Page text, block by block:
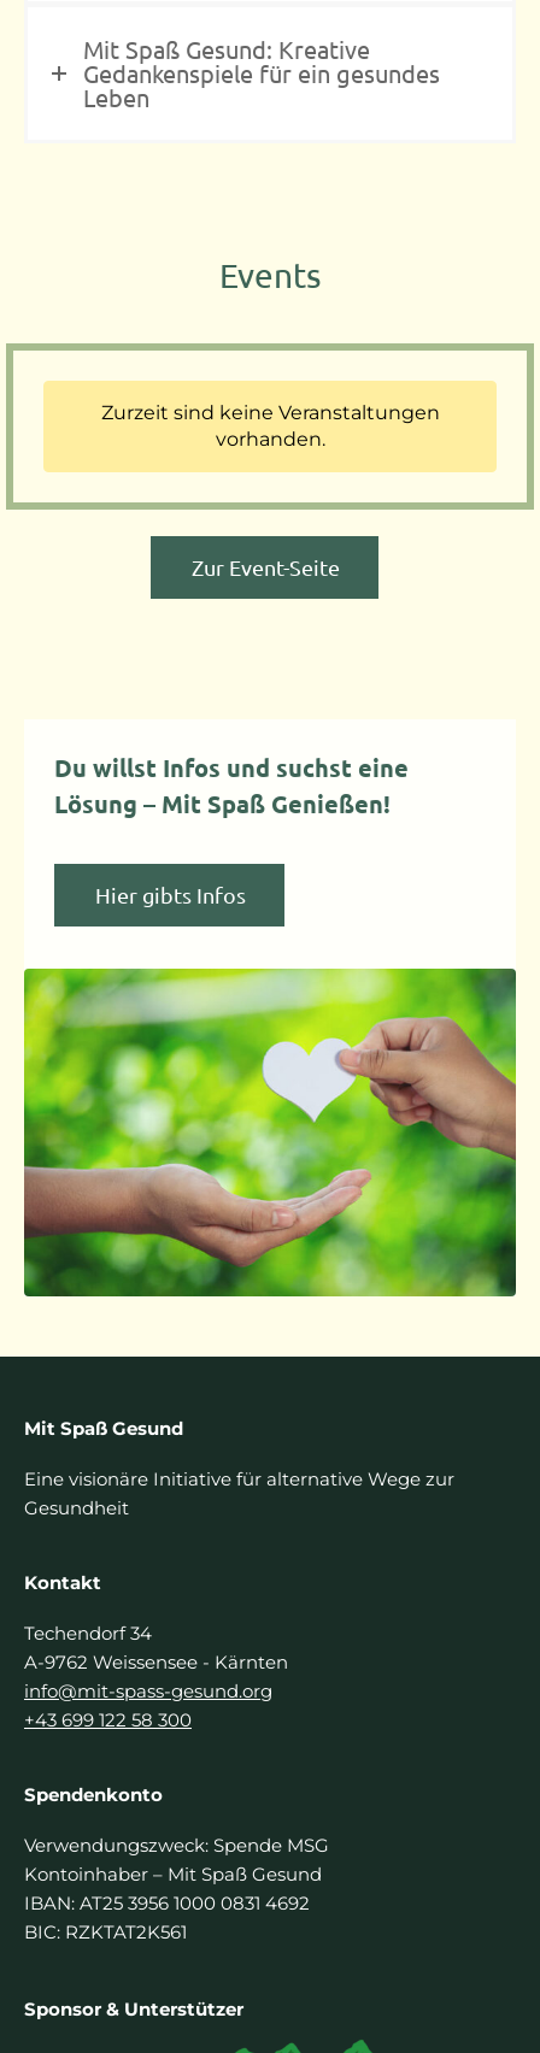
Mit Spaß Gesund: Kreative
Gedankenspiele für ein gesundes
Leben
Events
Zurzeit sind keine Veranstaltungen
vorhanden.
Zur Event-Seite
Du willst Infos und suchst eine
Lösung – Mit Spaß Genießen!
Hier gibts Infos
Mit Spaß Gesund
Eine visionäre Initiative für alternative Wege zur
Gesundheit
Kontakt
Techendorf 34
A-9762 Weissensee - Kärnten
info@mit-spass-gesund.org
+43 699 122 58 300
Spendenkonto
Verwendungszweck: Spende MSG
Kontoinhaber – Mit Spaß Gesund
IBAN: AT25 3956 1000 0831 4692
BIC: RZKTAT2K561
Sponsor & Unterstützer